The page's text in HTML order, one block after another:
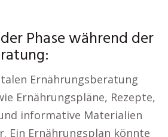
Phase während der
Ernährungsberatung
Ernährungspläne, Rezepte,
informative Materialien
Ein Ernährungsplan könnte